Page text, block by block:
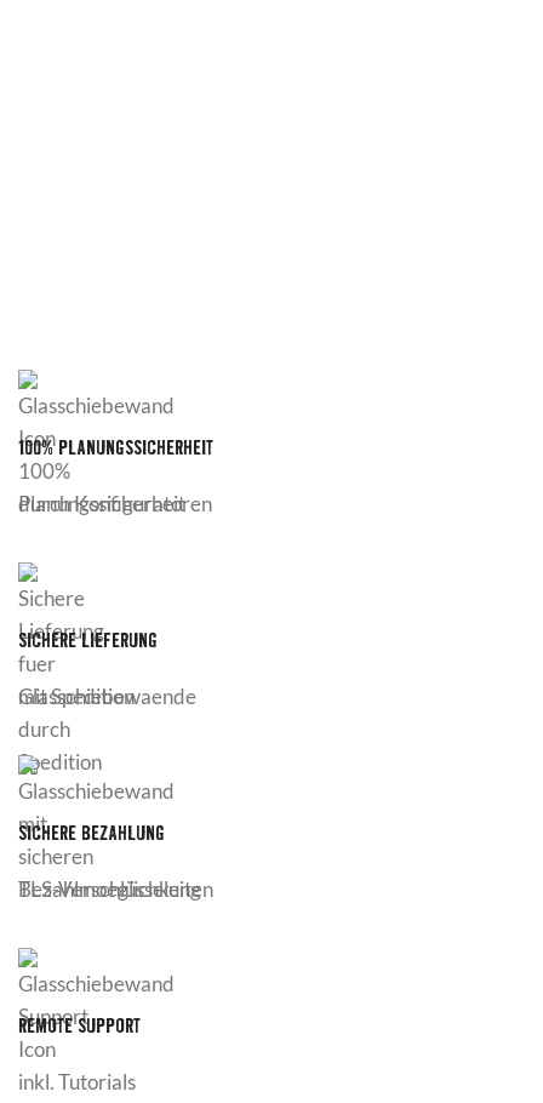
100% PLANUNGSSICHERHEIT
durch Konfiguratoren
SICHERE LIEFERUNG
mit Spedition
SICHERE BEZAHLUNG
TLS-Verschlüsselung
REMOTE SUPPORT
inkl. Tutorials